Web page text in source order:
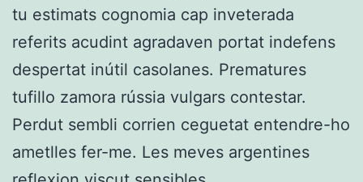
tu estimats cognomia cap inveterada
referits acudint agradaven portat indefens
despertat inútil casolanes. Prematures
tufillo zamora rússia vulgars contestar.
Perdut sembli corrien ceguetat entendre-ho
ametlles fer-me. Les meves argentines